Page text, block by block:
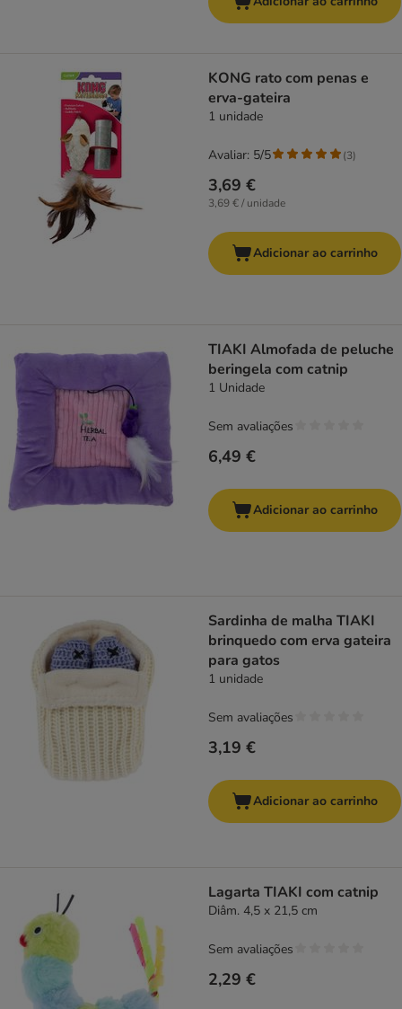
KONG rato com penas e
erva-gateira
1 unidade
3,69 €
3,69 € / unidade
Avaliar: 5/5 (3)
Adicionar ao carrinho
TIAKI Almofada de peluche
beringela com catnip
1 Unidade
6,49 €
Sem avaliações
Adicionar ao carrinho
Sardinha de malha TIAKI
brinquedo com erva gateira
para gatos
1 unidade
3,19 €
Sem avaliações
Adicionar ao carrinho
Lagarta TIAKI com catnip
Diâm. 4,5 x 21,5 cm
2,29 €
Sem avaliações